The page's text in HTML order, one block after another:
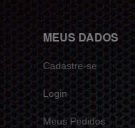
MEUS DADOS
Cadastre-se
Login
Meus Pedidos